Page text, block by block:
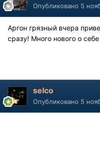
Опубликовано 5
Аргон грязный вчера
сразу! Много нового о
selco
Опубликовано 5